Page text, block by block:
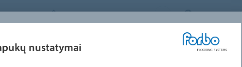
FORBO FLOORING SYSTEMS LITHUANIA
SEGMENTAI TVARUMAS ATSISIUNTIMAI
nustatymai